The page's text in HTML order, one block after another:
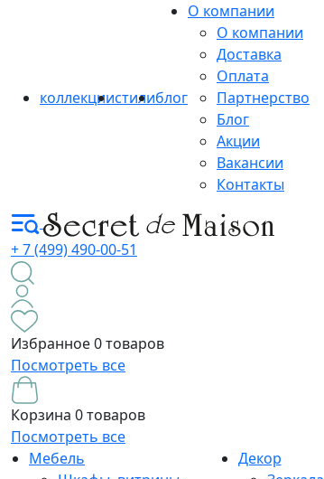
коллекциистилиблог
О компании
О компании
Доставка
Оплата
Партнерство
Блог
Акции
Вакансии
Контакты
+ 7 (499) 490-00-51
Избранное0 товаров
Посмотреть все
Корзина 0 товаров
Посмотреть все
Мебель
Декор